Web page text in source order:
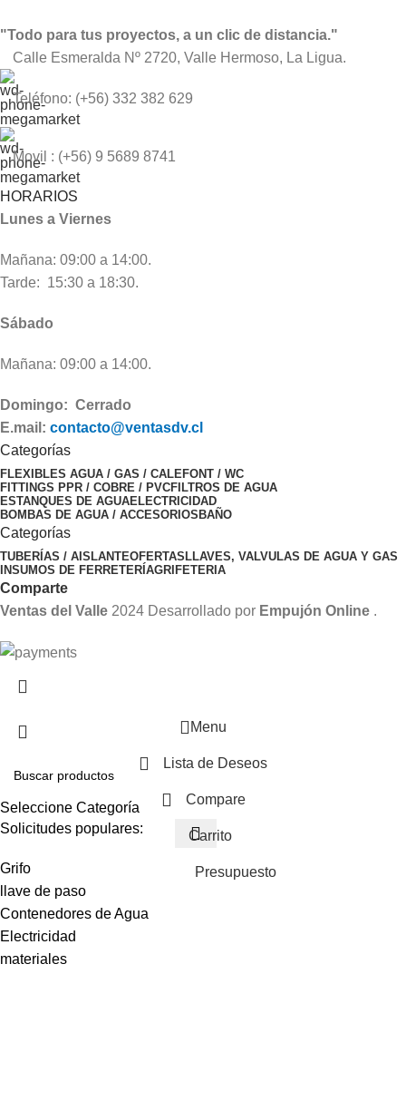
"Todo para tus proyectos, a un clic de distancia."
Calle Esmeralda Nº 2720, Valle Hermoso, La Ligua.
Teléfono: (+56) 332 382 629
Movil : (+56) 9 5689 8741
HORARIOS
Lunes a Viernes
Mañana: 09:00 a 14:00.
Tarde: 15:30 a 18:30.
Sábado
Mañana: 09:00 a 14:00.
Domingo: Cerrado
E.mail: contacto@ventasdv.cl
Categorías
FLEXIBLES AGUA / GAS / CALEFONT / WC
FITTINGS PPR / COBRE / PVCFILTROS DE AGUA
ESTANQUES DE AGUAELECTRICIDAD
BOMBAS DE AGUA / ACCESORIOS BAÑO
Categorías
TUBERÍAS / AISLANTEOFERTAS LLAVES, VALVULAS DE AGUA Y GAS
INSUMOS DE FERRETERÍAGRIFETERIA
Comparte
Ventas del Valle 2024 Desarrollado por Empujón Online .
Seleccione Categoría
Solicitudes populares:
Grifo
llave de paso
Contenedores de Agua
Electricidad
materiales
Menu
Lista de Deseos
Compare
Carrito
Presupuesto